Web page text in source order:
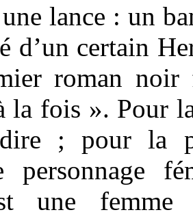
lance : un
d’un certain
roman noir
la fois ». Pour
; pour la
personnage
une femme